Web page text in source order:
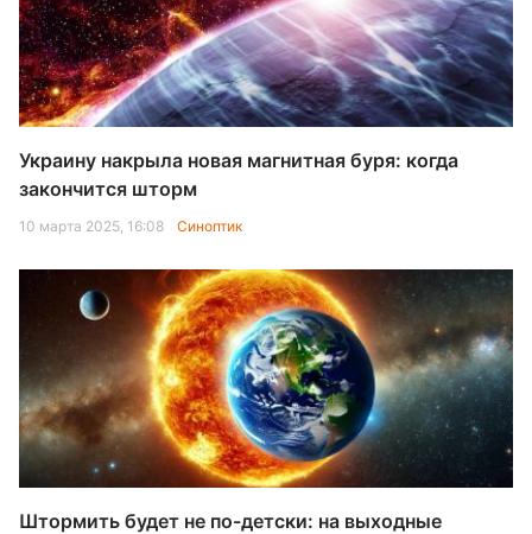
Украину накрыла новая магнитная буря: когда
закончится шторм
10 марта 2025, 16:08 Синоптик
Штормить будет не по-детски: на выходные